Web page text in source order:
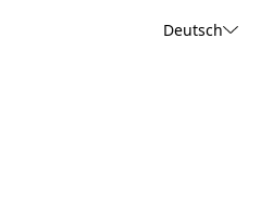
Deutsch